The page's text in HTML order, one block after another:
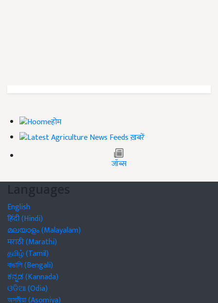
होम
ख़बरें
जॉब्स
Languages
English
हिंदी (Hindi)
മലയാളം (Malayalam)
मराठी (Marathi)
தமிழ் (Tamil)
বাঙালি (Bengali)
ಕನ್ನಡ (Kannada)
ଓଡିଆ (Odia)
অসমীয়া (Asomiya)